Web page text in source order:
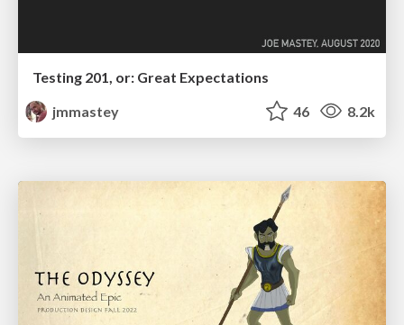
Testing 201, or: Great Expectations
jmmastey
46 8.2k